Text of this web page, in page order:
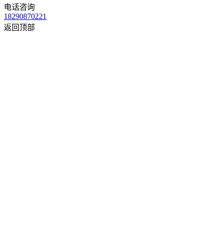
电话咨询
18290870221
返回顶部